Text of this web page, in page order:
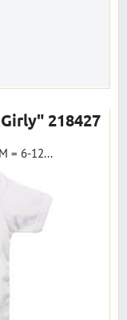
218427
= 6-12...